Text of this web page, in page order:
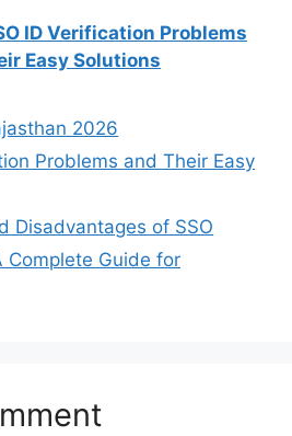
ID Verification Problems
Easy Solutions
2026
Problems and Their Easy
Disadvantages of SSO
Complete Guide for